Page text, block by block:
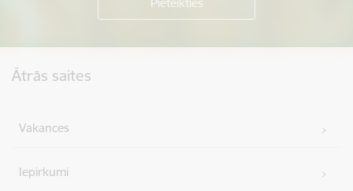
Ātrās saites
Vakances
Iepirkumi